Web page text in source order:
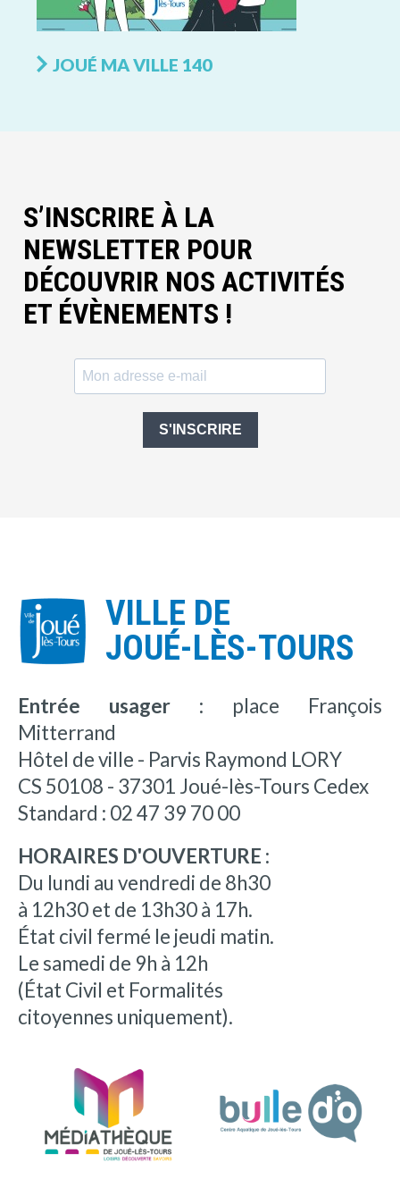
JOUÉ MA VILLE 140
S’INSCRIRE À LA
NEWSLETTER POUR
DÉCOUVRIR NOS ACTIVITÉS
ET ÉVÈNEMENTS !
S'INSCRIRE
VILLE DE
JOUÉ-LÈS-TOURS
Entrée usager : place François
Mitterrand
Hôtel de ville - Parvis Raymond LORY
CS 50108 - 37301 Joué-lès-Tours Cedex
Standard : 02 47 39 70 00
HORAIRES D'OUVERTURE :
Du lundi au vendredi de 8h30
à 12h30 et de 13h30 à 17h.
État civil fermé le jeudi matin.
Le samedi de 9h à 12h
(État Civil et Formalités
citoyennes uniquement).